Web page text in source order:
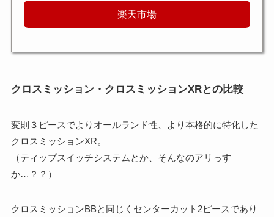
楽天市場
クロスミッション・クロスミッションXRとの比較
変則３ピースでよりオールランド性、より本格的に特化した
クロスミッションXR。
（ティップスイッチシステムとか、そんなのアリっす
か…？？）
クロスミッションBBと同じくセンターカット2ピースであり